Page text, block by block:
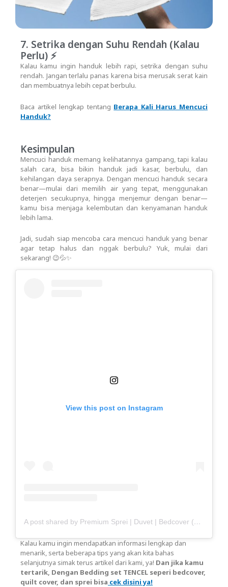
7. Setrika dengan Suhu Rendah (Kalau
Perlu) ⚡
Kalau kamu ingin handuk lebih rapi, setrika dengan suhu
rendah. Jangan terlalu panas karena bisa merusak serat kain
dan membuatnya lebih cepat berbulu.
Baca artikel lengkap tentang Berapa Kali Harus Mencuci
Handuk?
Kesimpulan
Mencuci handuk memang kelihatannya gampang, tapi kalau
salah cara, bisa bikin handuk jadi kasar, berbulu, dan
kehilangan daya serapnya. Dengan mencuci handuk secara
benar—mulai dari memilih air yang tepat, menggunakan
deterjen secukupnya, hingga menjemur dengan benar—
kamu bisa menjaga kelembutan dan kenyamanan handuk
lebih lama.
Jadi, sudah siap mencoba cara mencuci handuk yang benar
agar tetap halus dan nggak berbulu? Yuk, mulai dari
sekarang! 😉💦✨
View this post on Instagram
A post shared by Premium Sprei | Duvet | Bedcover (@haisante)
Kalau kamu ingin mendapatkan informasi lengkap dan
menarik, serta beberapa tips yang akan kita bahas
selanjutnya simak terus artikel dari kami, ya! Dan jika kamu
tertarik, Dengan Bedding set TENCEL seperi bedcover,
quilt cover, dan sprei bisa cek disini ya!